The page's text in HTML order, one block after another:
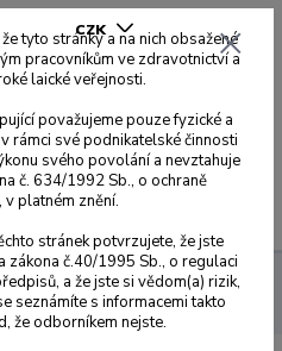
CZK
0,00 Kč
Přehled kompatibilit dle kódů
báze Ankylos 31.312.075.04-2
tyto stránky a na nich obsažené
pracovníkům ve zdravotnictví a
laické veřejnosti.
považujeme pouze fyzické a
rámci své podnikatelské činnosti
svého povolání a nevztahuje
č. 634/1992 Sb., o ochraně
platném znění.
stránek potvrzujete, že jste
č.40/1995 Sb., o regulaci
a že jste si vědom(a) rizik,
seznámíte s informacemi takto
že odborníkem nejste.